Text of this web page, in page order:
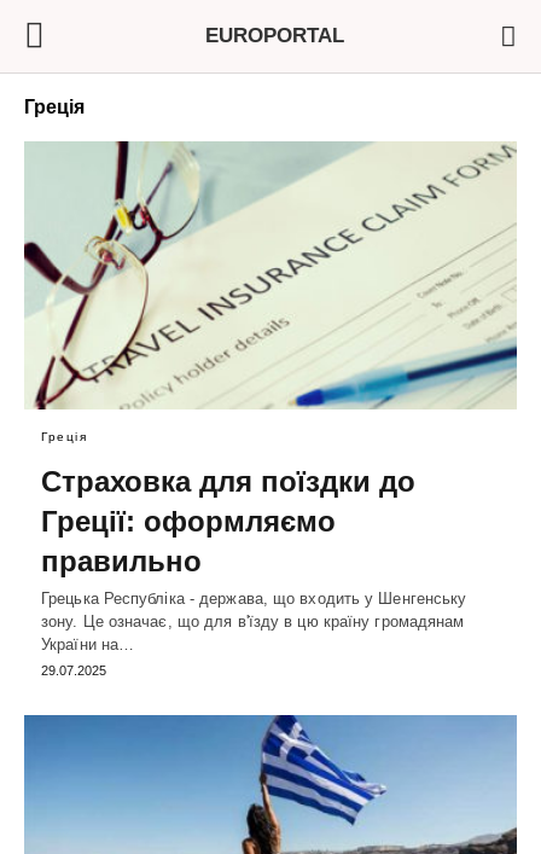
EUROPORTAL
Греція
Греція
Страховка для поїздки до
Греції: оформляємо
правильно
Грецька Республіка - держава, що входить у Шенгенську
зону. Це означає, що для в'їзду в цю країну громадянам
України на…
29.07.2025